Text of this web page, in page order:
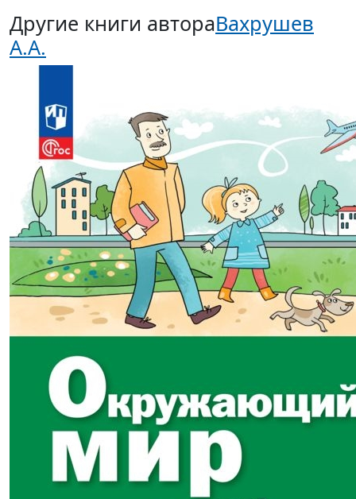
Другие книги автораВахрушев
А.А.